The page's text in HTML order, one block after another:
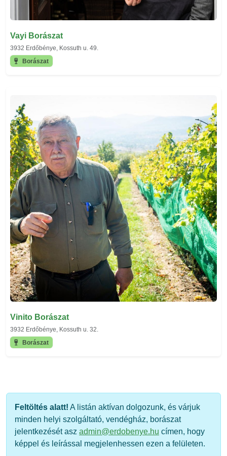
Vayi Borászat
3932 Erdőbénye, Kossuth u. 49.
Borászat
Vinito Borászat
3932 Erdőbénye, Kossuth u. 32.
Borászat
Feltöltés alatt! A listán aktívan dolgozunk, és várjuk
minden helyi szolgáltató, vendégház, borászat
jelentkezését asz admin@erdobenye.hu címen, hogy
képpel és leírással megjelenhessen ezen a felületen.